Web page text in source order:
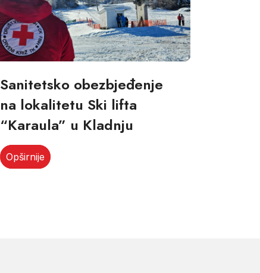
Sanitetsko obezbjeđenje
na lokalitetu Ski lifta
“Karaula” u Kladnju
Opširnije